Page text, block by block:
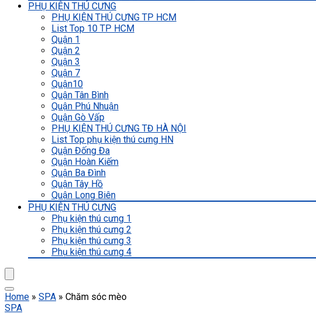
PHỤ KIỆN THÚ CƯNG
PHỤ KIỆN THÚ CƯNG TP HCM
List Top 10 TP HCM
Quận 1
Quận 2
Quận 3
Quận 7
Quận10
Quận Tân Bình
Quận Phú Nhuận
Quận Gò Vấp
PHỤ KIỆN THÚ CƯNG TĐ HÀ NỘI
List Top phụ kiện thú cưng HN
Quận Đống Đa
Quận Hoàn Kiếm
Quận Ba Đình
Quận Tây Hồ
Quận Long Biên
PHỤ KIỆN THÚ CƯNG
Phụ kiện thú cưng 1
Phụ kiện thú cưng 2
Phụ kiện thú cưng 3
Phụ kiện thú cưng 4
Home » SPA » Chăm sóc mèo
SPA